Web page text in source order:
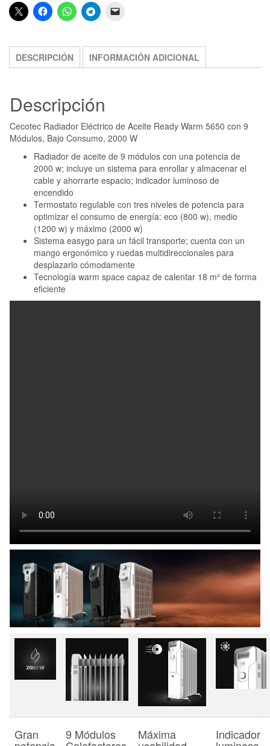
DESCRIPCIÓN INFORMACIÓN ADICIONAL
Descripción
Cecotec Radiador Eléctrico de Aceite Ready Warm 5650 con 9
Módulos, Bajo Consumo, 2000 W
Radiador de aceite de 9 módulos con una potencia de
2000 w; incluye un sistema para enrollar y almacenar el
cable y ahorrarte espacio; indicador luminoso de
encendido
Termostato regulable con tres niveles de potencia para
optimizar el consumo de energía: eco (800 w), medio
(1200 w) y máximo (2000 w)
Sistema easygo para un fácil transporte; cuenta con un
mango ergonómico y ruedas multidireccionales para
desplazarlo cómodamente
Tecnología warm space capaz de calentar 18 m² de forma
eficiente
Gran 9 Módulos Máxima Indicador